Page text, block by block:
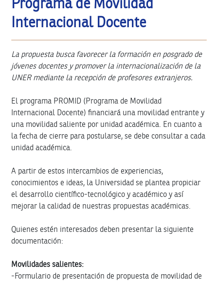
Internacional Docente
La propuesta busca favorecer la formación en posgrado de
jóvenes docentes y promover la internacionalización de la
UNER mediante la recepción de profesores extranjeros.
El programa PROMID (Programa de Movilidad
Internacional Docente) financiará una movilidad entrante y
una movilidad saliente por unidad académica. En cuanto a
la fecha de cierre para postularse, se debe consultar a cada
unidad académica.
A partir de estos intercambios de experiencias,
conocimientos e ideas, la Universidad se plantea propiciar
el desarrollo científico-tecnológico y académico y así
mejorar la calidad de nuestras propuestas académicas.
Quienes estén interesados deben presentar la siguiente
documentación:
Movilidades salientes:
-Formulario de presentación de propuesta de movilidad de